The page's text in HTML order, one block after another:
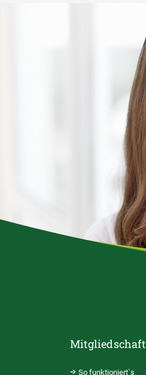
Mitgliedschaft
So funktioniert`s